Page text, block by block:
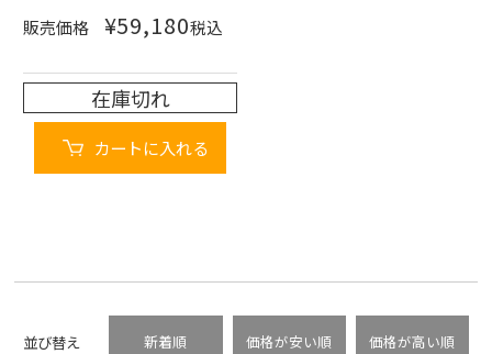
販売価格 ¥59,180税込
在庫切れ
カートに入れる
並び替え 新着順 価格が安い順 価格が高い順